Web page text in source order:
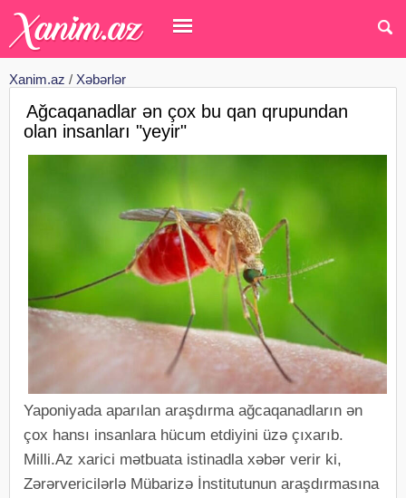
Xanim.az / Xəbərlər
Ağcaqanadlar ən çox bu qan qrupundan
olan insanları "yeyir"
Yaponiyada aparılan araşdırma ağcaqanadların ən
çox hansı insanlara hücum etdiyini üzə çıxarıb.
Milli.Az xarici mətbuata istinadla xəbər verir ki,
Zərərvericilərlə Mübarizə İnstitutunun araşdırmasına